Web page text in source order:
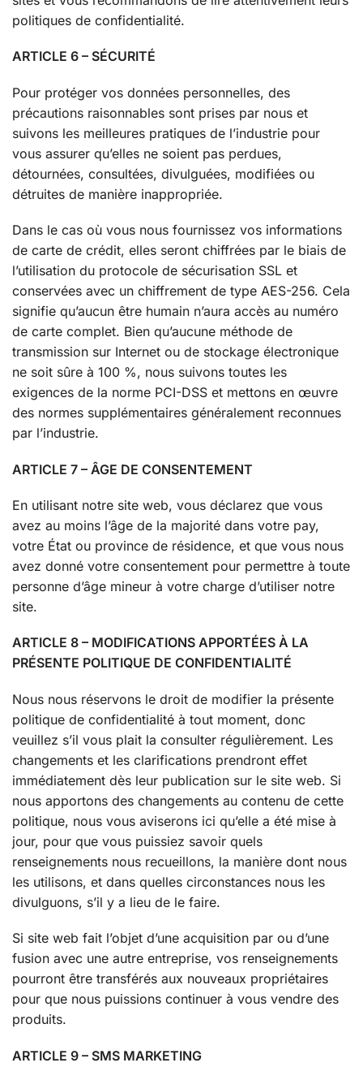
politiques de confidentialité.
ARTICLE 6 – SÉCURITÉ
Pour protéger vos données personnelles, des
précautions raisonnables sont prises par nous et
suivons les meilleures pratiques de l’industrie pour
vous assurer qu’elles ne soient pas perdues,
détournées, consultées, divulguées, modifiées ou
détruites de manière inappropriée.
Dans le cas où vous nous fournissez vos informations
de carte de crédit, elles seront chiffrées par le biais de
l’utilisation du protocole de sécurisation SSL et
conservées avec un chiffrement de type AES-256. Cela
signifie qu’aucun être humain n’aura accès au numéro
de carte complet. Bien qu’aucune méthode de
transmission sur Internet ou de stockage électronique
ne soit sûre à 100 %, nous suivons toutes les
exigences de la norme PCI-DSS et mettons en œuvre
des normes supplémentaires généralement reconnues
par l’industrie.
ARTICLE 7 – ÂGE DE CONSENTEMENT
En utilisant notre site web, vous déclarez que vous
avez au moins l’âge de la majorité dans votre pay,
votre État ou province de résidence, et que vous nous
avez donné votre consentement pour permettre à toute
personne d’âge mineur à votre charge d’utiliser notre
site.
ARTICLE 8 – MODIFICATIONS APPORTÉES À LA
PRÉSENTE POLITIQUE DE CONFIDENTIALITÉ
Nous nous réservons le droit de modifier la présente
politique de confidentialité à tout moment, donc
veuillez s’il vous plait la consulter régulièrement. Les
changements et les clarifications prendront effet
immédiatement dès leur publication sur le site web. Si
nous apportons des changements au contenu de cette
politique, nous vous aviserons ici qu’elle a été mise à
jour, pour que vous puissiez savoir quels
renseignements nous recueillons, la manière dont nous
les utilisons, et dans quelles circonstances nous les
divulguons, s’il y a lieu de le faire.
Si site web fait l’objet d’une acquisition par ou d’une
fusion avec une autre entreprise, vos renseignements
pourront être transférés aux nouveaux propriétaires
pour que nous puissions continuer à vous vendre des
produits.
ARTICLE 9 – SMS MARKETING